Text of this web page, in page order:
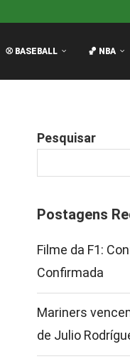
⚾ BASEBALL 🏀 NBA
Pesquisar
Postagens
Filme da F1:
Confirmada
Mariners
de Julio